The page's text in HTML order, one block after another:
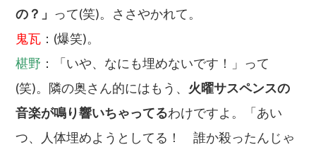
の？」 って(笑)。ささやかれて。
鬼瓦 ：(爆笑)。
椹野 ：「いや、なにも埋めないです！」って
(笑)。隣の奥さん的にはもう、 火曜サスペンスの
音楽が鳴り響いちゃってるわけですよ。「あい
つ、人体埋めようとしてる！ 誰か殺ったんじゃ